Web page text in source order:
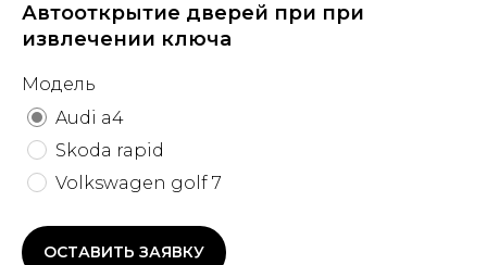
Автооткрытие дверей при при
извлечении ключа
Модель
Audi a4
Skoda rapid
Volkswagen golf 7
ОСТАВИТЬ ЗАЯВКУ